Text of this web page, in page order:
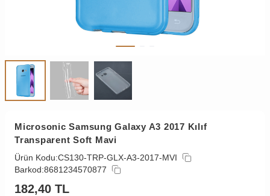
Microsonic Samsung Galaxy A3 2017 Kılıf
Transparent Soft Mavi
Ürün Kodu:CS130-TRP-GLX-A3-2017-MVI
Barkod:8681234570877
182,40 TL